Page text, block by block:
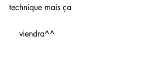
technique mais ça
    viendra^^